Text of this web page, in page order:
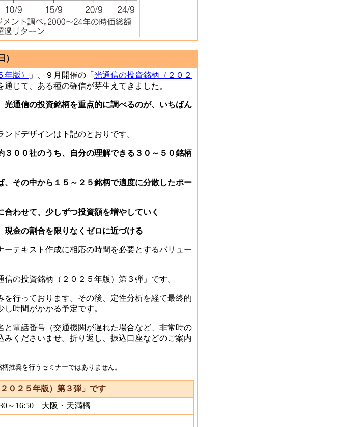
）
版） 」、９月開催の「 光通信の投資銘柄（２０２
通じて、ある種の確信が芽生えてきました。
光通信の投資銘柄を重点的に調べるのが、いちばん
ドデザインは下記のとおりです。
３００社のうち、自分の理解できる３０～５０銘柄
、その中から１５～２５銘柄で適度に分散したポー
合わせて、少しずつ投資額を増やしていく
現金の割合を限りなくゼロに近づける
テキスト作成に相応の時間を必要とするバリュー
の投資銘柄（２０２５年版）第３弾」です。
行っております。その後、定性分析を経て最終的
時間がかかる予定です。
と電話番号（交通機関が遅れた場合など、非常時の
くださいませ。折り返し、振込口座などのご案内
推奨を行うセミナーではありません。
０２５年版）第３弾」です
～16:50 大阪・天満橋